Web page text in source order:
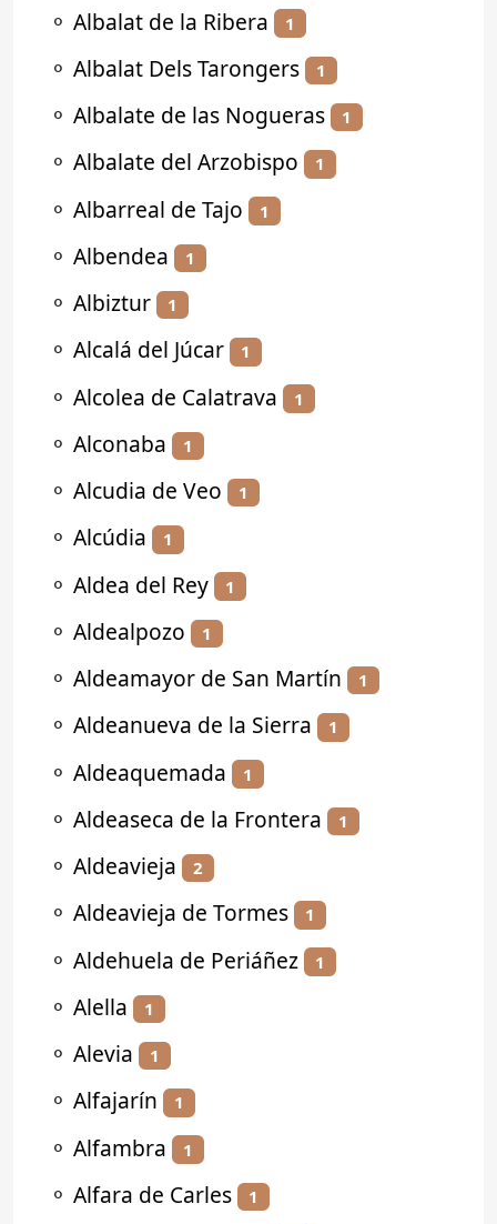
⚬ Albalat de la Ribera 1
⚬ Albalat Dels Tarongers 1
⚬ Albalate de las Nogueras 1
⚬ Albalate del Arzobispo 1
⚬ Albarreal de Tajo 1
⚬ Albendea 1
⚬ Albiztur 1
⚬ Alcalá del Júcar 1
⚬ Alcolea de Calatrava 1
⚬ Alconaba 1
⚬ Alcudia de Veo 1
⚬ Alcúdia 1
⚬ Aldea del Rey 1
⚬ Aldealpozo 1
⚬ Aldeamayor de San Martín 1
⚬ Aldeanueva de la Sierra 1
⚬ Aldeaquemada 1
⚬ Aldeaseca de la Frontera 1
⚬ Aldeavieja 2
⚬ Aldeavieja de Tormes 1
⚬ Aldehuela de Periáñez 1
⚬ Alella 1
⚬ Alevia 1
⚬ Alfajarín 1
⚬ Alfambra 1
⚬ Alfara de Carles 1